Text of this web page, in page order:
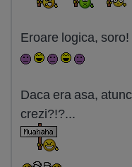
Eroare logica, soro!
Daca era asa,
crezi?!?...